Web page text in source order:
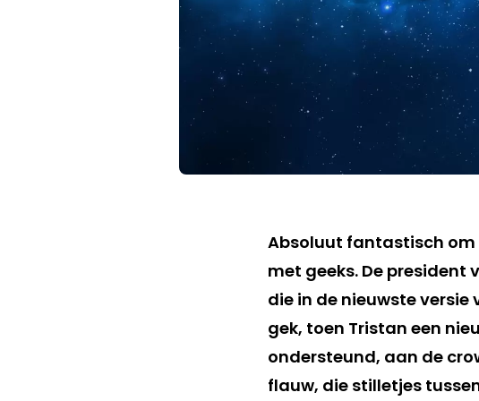
Absoluut fantastisch om
met geeks. De president
die in de nieuwste versie
gek, toen Tristan een
ondersteund, aan de
flauw, die stilletjes